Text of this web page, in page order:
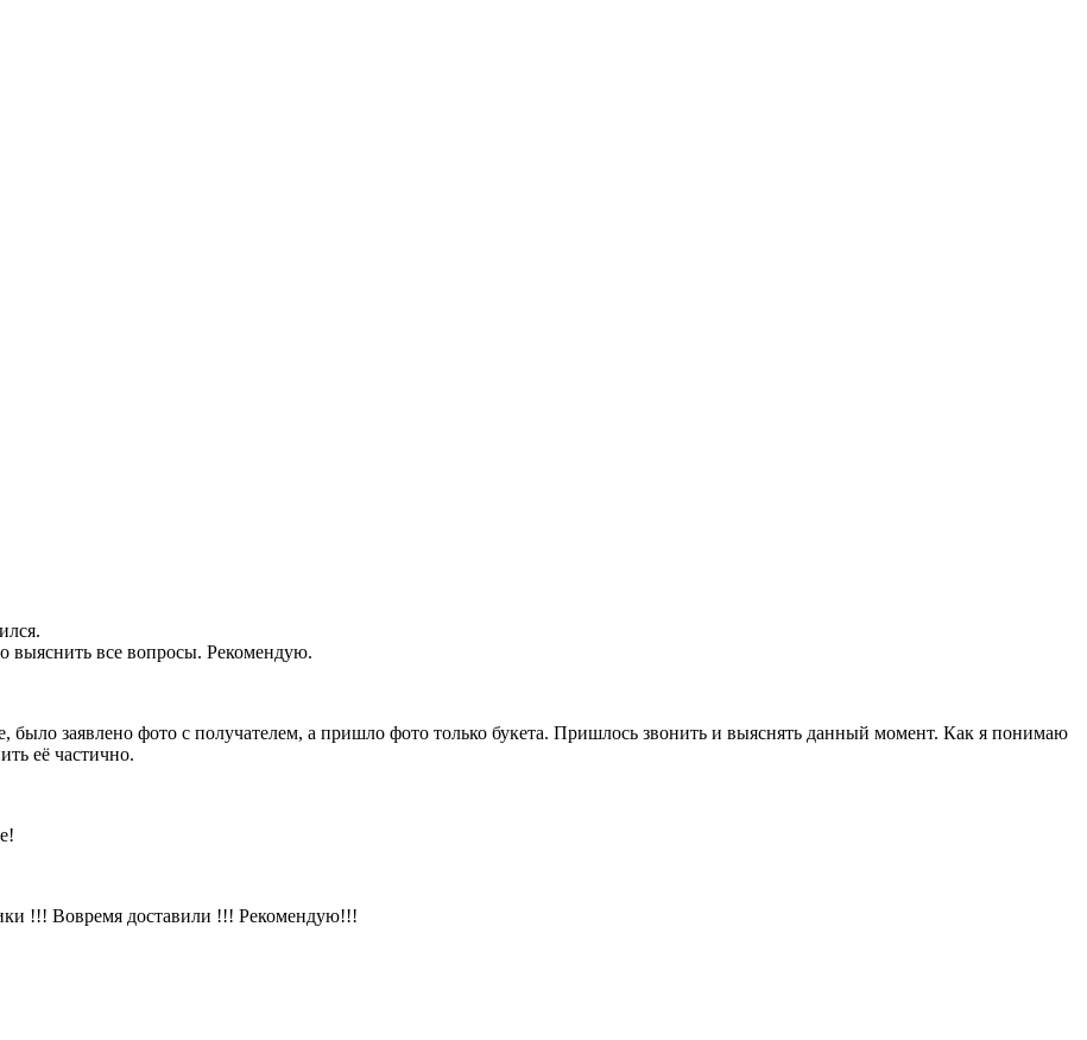
выяснить все вопросы. Рекомендую.
было заявлено фото с получателем, а пришло фото только букета. Пришлось звонить и выяснять данный момент. Как я понимаю
её частично.
!!! Вовремя доставили !!! Рекомендую!!!